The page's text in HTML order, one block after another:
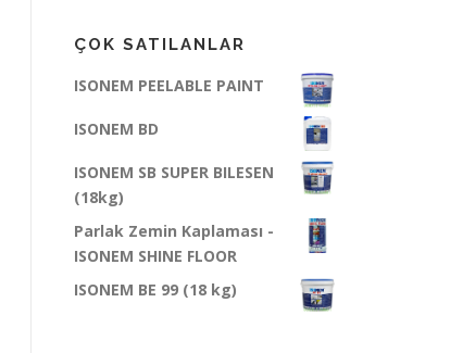
ÇOK SATILANLAR
ISONEM PEELABLE PAINT
ISONEM BD
ISONEM SB SUPER BILESEN
(18kg)
Parlak Zemin Kaplaması -
ISONEM SHINE FLOOR
ISONEM BE 99 (18 kg)